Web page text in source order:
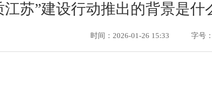
江苏”建设行动推出的背景是什
时间：2026-01-26 15:33 字号：